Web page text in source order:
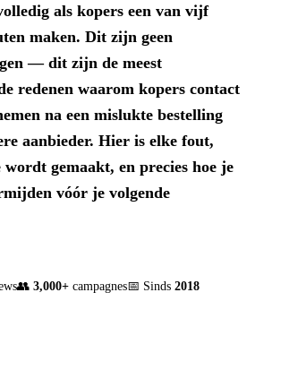
als kopers een van vijf
maken. Dit zijn geen
— dit zijn de meest
redenen waarom kopers contact
na een mislukte bestelling
aanbieder. Hier is elke fout,
gemaakt, en precies hoe je
vóór je volgende
👥 3,000+ campagnes📅 Sinds 2018